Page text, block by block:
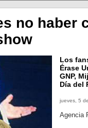
no haber
Los
Érase
GNP,
Día del
jueves, 5
Agencia